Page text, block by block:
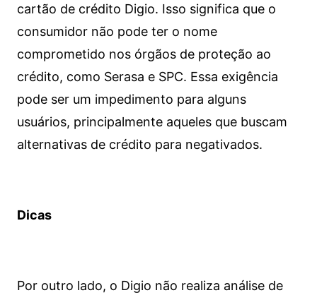
cartão de crédito Digio. Isso significa que o
consumidor não pode ter o nome
comprometido nos órgãos de proteção ao
crédito, como Serasa e SPC. Essa exigência
pode ser um impedimento para alguns
usuários, principalmente aqueles que buscam
alternativas de crédito para negativados.
Dicas
Por outro lado, o Digio não realiza análise de